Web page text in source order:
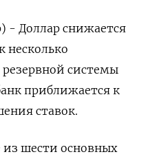
- Доллар снижается
несколько
системы
приближается к
ставок.
из шести основных